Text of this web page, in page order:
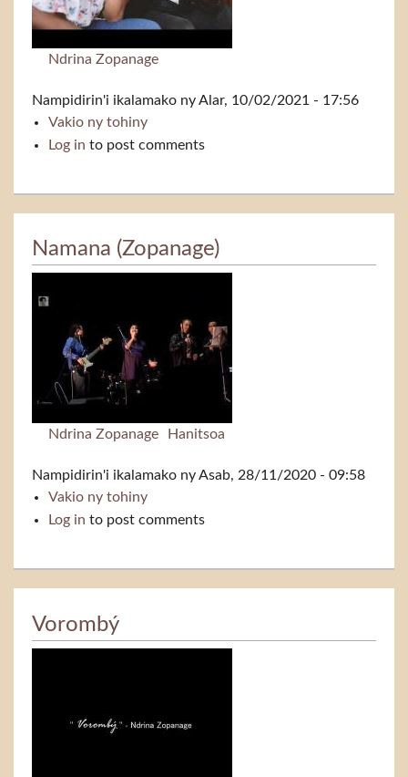
Ndrina Zopanage
Nampidirin'i ikalamako ny Alar, 10/02/2021 - 17:56
Vakio ny tohinyVazoy
Log in to post comments
Namana (Zopanage)
Ndrina Zopanage Hanitsoa
Nampidirin'i ikalamako ny Asab, 28/11/2020 - 09:58
Vakio ny tohinyNamana (Zopanage)
Log in to post comments
Vorombý